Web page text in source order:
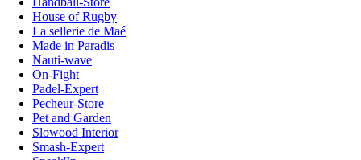
House of Rugby
La sellerie de Maé
Made in Paradis
Nauti-wave
On-Fight
Padel-Expert
Pecheur-Store
Pet and Garden
Slowood Interior
Smash-Expert